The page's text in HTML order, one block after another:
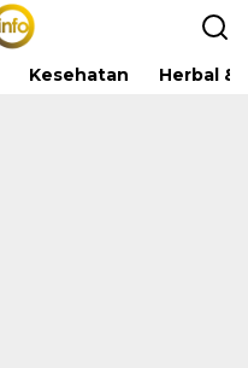
Kesehatan Herbal &